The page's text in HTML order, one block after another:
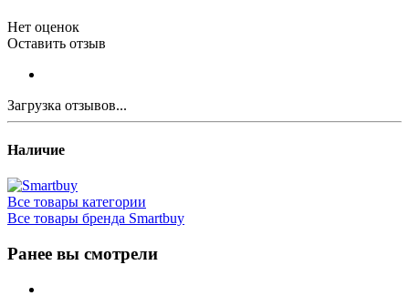
Нет оценок
Оставить отзыв
Загрузка отзывов...
Наличие
Все товары категории
Все товары бренда Smartbuy
Ранее вы смотрели